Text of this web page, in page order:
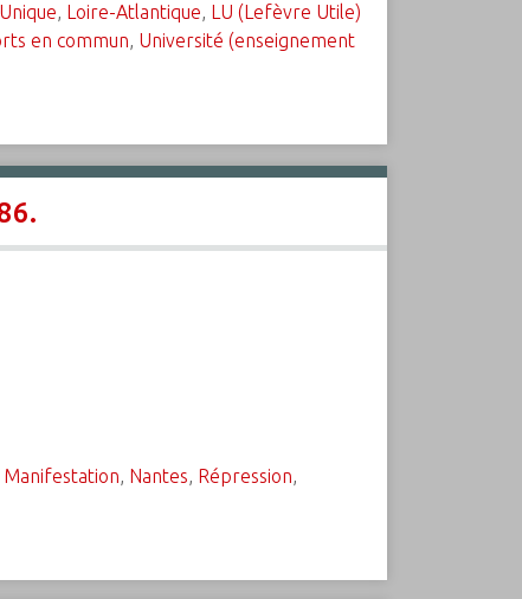
, Loire-Atlantique, LU (Lefèvre Utile)
en commun, Université (enseignement
Manifestation, Nantes, Répression,